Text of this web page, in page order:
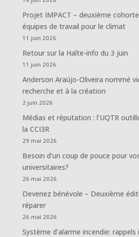
Projet IMPACT – deuxième
équipes de travail pour le climat
11 juin 2026
Retour sur la Halte-info du 3 juin
11 juin 2026
Anderson Araújo-Oliveira nommé
recherche et à la création
2 juin 2026
Médias et réputation : l’UQTR
la CCI3R
29 mai 2026
Besoin d’un coup de pouce pour
universitaires?
26 mai 2026
Devenez bénévole – Deuxième
réparer
26 mai 2026
Système d’alarme incendie: